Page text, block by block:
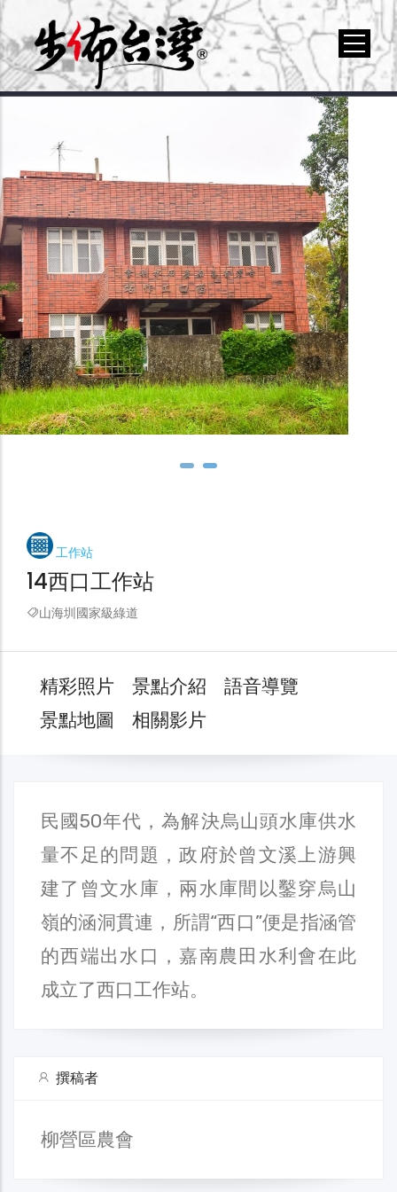
工作站
14西口工作站
山海圳國家級綠道
精彩照片 景點介紹
語音導覽
景點地圖
相關影片
民國50年代，為解決烏山頭水庫供水
量不足的問題，政府於曾文溪上游興
建了曾文水庫，兩水庫間以鑿穿烏山
嶺的涵洞貫連，所謂“西口”便是指涵管
的西端出水口，嘉南農田水利會在此
成立了西口工作站。
撰稿者
柳營區農會